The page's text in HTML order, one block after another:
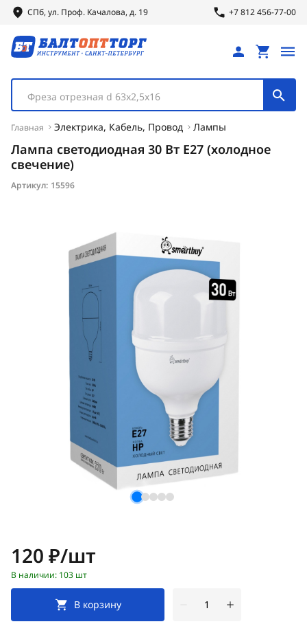
СПб, ул. Проф. Качалова, д. 19 +7 812 456-77-00
Фреза отрезная d 63х2,5х16
Главная Электрика, Кабель, Провод Лампы
Лампа светодиодная 30 Вт E27 (холодное
свечение)
Артикул: 15596
Цена:
120 ₽/шт
В наличии: 103 шт
В корзину